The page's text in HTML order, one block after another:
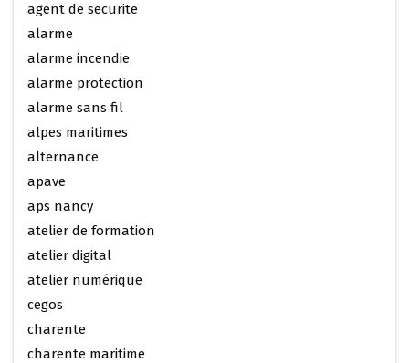
agent de securite
alarme
alarme incendie
alarme protection
alarme sans fil
alpes maritimes
alternance
apave
aps nancy
atelier de formation
atelier digital
atelier numérique
cegos
charente
charente maritime